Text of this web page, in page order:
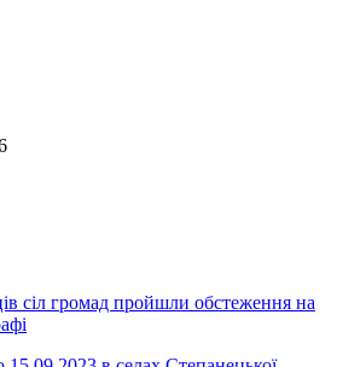
сіл громад пройшли обстеження на